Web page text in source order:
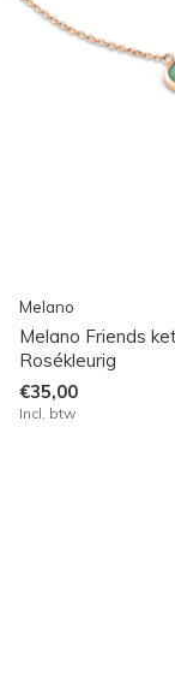
Melano
Melano Friends
Rosékleurig
€35,00
Incl. btw